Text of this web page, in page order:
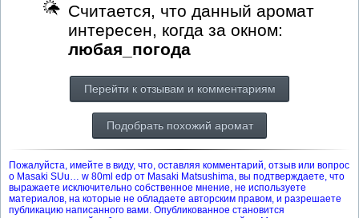
Считается, что данный аромат
интересен, когда за окном:
любая_погода
Перейти к отзывам и комментариям
Подобрать похожий аромат
Пожалуйста, имейте в виду, что, оставляя комментарий, отзыв или вопрос
о Masaki SUu… w 80ml edp от Masaki Matsushima, вы подтверждаете, что
выражаете исключительно собственное мнение, не используете
материалов, на которые не обладаете авторским правом, и разрешаете
публикацию написанного вами. Опубликованное становится